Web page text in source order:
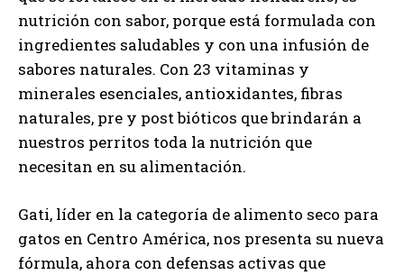
nutrición con sabor, porque está formulada con
ingredientes saludables y con una infusión de
sabores naturales. Con 23 vitaminas y
minerales esenciales, antioxidantes, fibras
naturales, pre y post bióticos que brindarán a
nuestros perritos toda la nutrición que
necesitan en su alimentación.
Gati, líder en la categoría de alimento seco para
gatos en Centro América, nos presenta su nueva
fórmula, ahora con defensas activas que